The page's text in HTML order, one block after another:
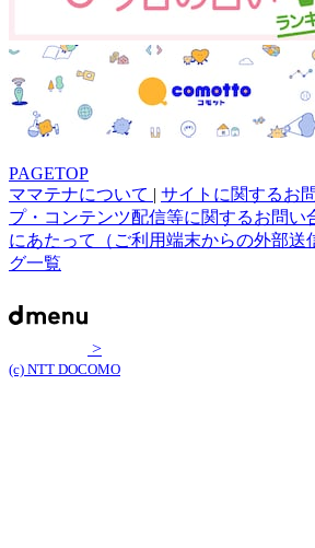
PAGETOP
ママテナについて | サイトに関するお
プ・コンテンツ配信等に関するお問い
にあたって（ご利用端末からの外部送
グ一覧
>
(c) NTT DOCOMO